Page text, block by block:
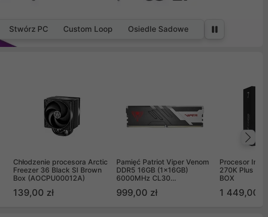
Stwórz PC Custom Loop Osiedle Sadowe
Chłodzenie procesora Arctic
Freezer 36 Black SI Brown
Box (AOCPU00012A)
139,00 zł
Pamięć Patriot Viper Venom
DDR5 16GB (1x16GB)
6000MHz CL30
999,00 zł
Procesor Intel
270K Plus
BOX
1 449,00 zł